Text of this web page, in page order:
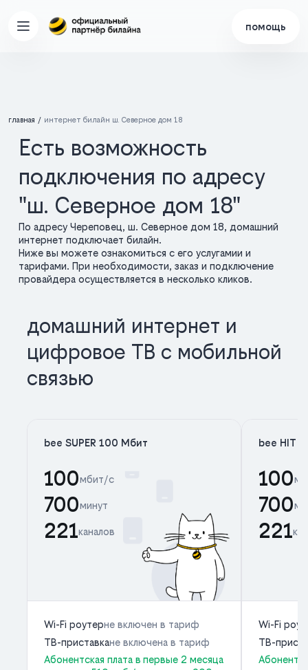
помощь
главная интернет билайн ш. Северное дом 18
Есть возможность
подключения по адресу
"ш. Северное дом 18"
По адресу Череповец, ш. Северное дом 18, домашний
интернет подключает билайн.
Ниже вы можете ознакомиться с его услугамии и
тарифами. При необходимости, заказ и подключение
провайдера осуществляется в несколько кликов.
домашний интернет и
цифровое ТВ с мобильной
связью
bee SUPER 100 Мбит
100мбит/с
700минут
221каналов
Wi-Fi роутерне включен в тариф
ТВ-приставкане включена в тариф
Абонентская плата в первые 2 месяца
bee HIT
100
700
221
Wi-Fi
ТВ-